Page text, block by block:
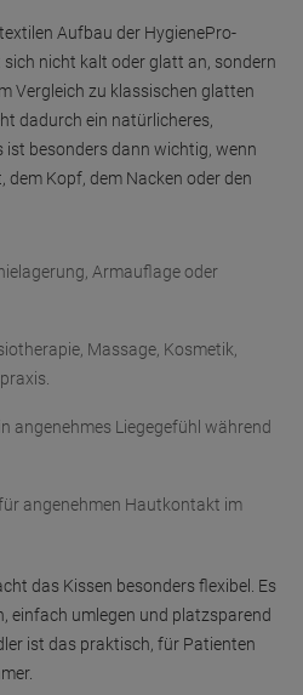
Aufbau der HygienePro-
nicht kalt oder glatt an, sondern
Vergleich zu klassischen glatten
dadurch ein natürlicheres,
ist besonders dann wichtig, wenn
dem Kopf, dem Nacken oder den
Armauflage oder
Massage, Kosmetik,
angenehmes Liegegefühl während
angenehmen Hautkontakt im
das Kissen besonders flexibel. Es
einfach umlegen und platzsparend
ist das praktisch, für Patienten